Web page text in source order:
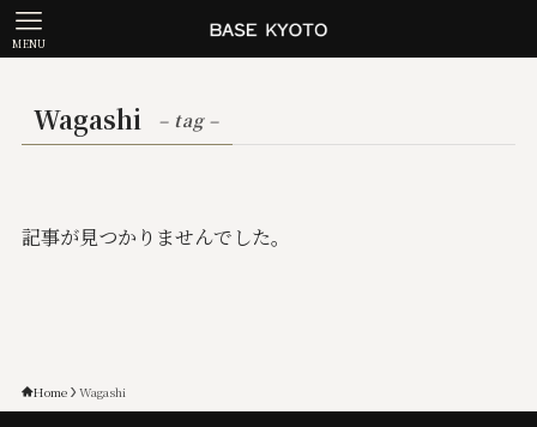
MENU
Wagashi – tag –
記事が見つかりませんでした。
Home Wagashi